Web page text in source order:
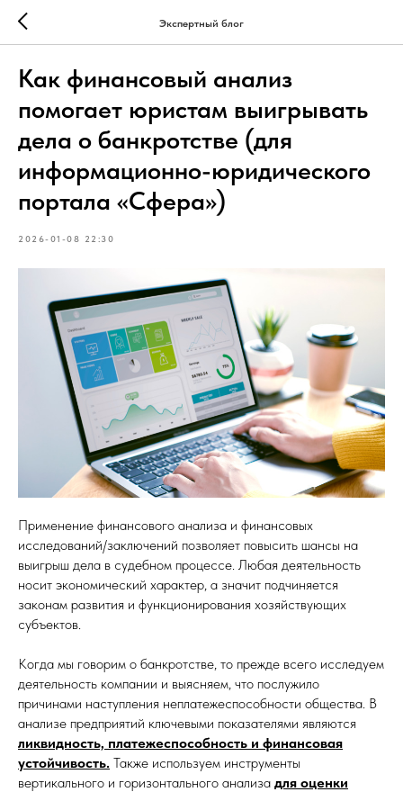
Экспертный блог
Как финансовый анализ
помогает юристам выигрывать
дела о банкротстве (для
информационно-юридического
портала «Сфера»)
2026-01-08 22:30
Применение финансового анализа и финансовых
исследований/заключений позволяет повысить шансы на
выигрыш дела в судебном процессе. Любая деятельность
носит экономический характер, а значит подчиняется
законам развития и функционирования хозяйствующих
субъектов.
Когда мы говорим о банкротстве, то прежде всего исследуем
деятельность компании и выясняем, что послужило
причинами наступления неплатежеспособности общества. В
анализе предприятий ключевыми показателями являются
ликвидность, платежеспособность и финансовая
устойчивость. Также используем инструменты
вертикального и горизонтального анализа для оценки